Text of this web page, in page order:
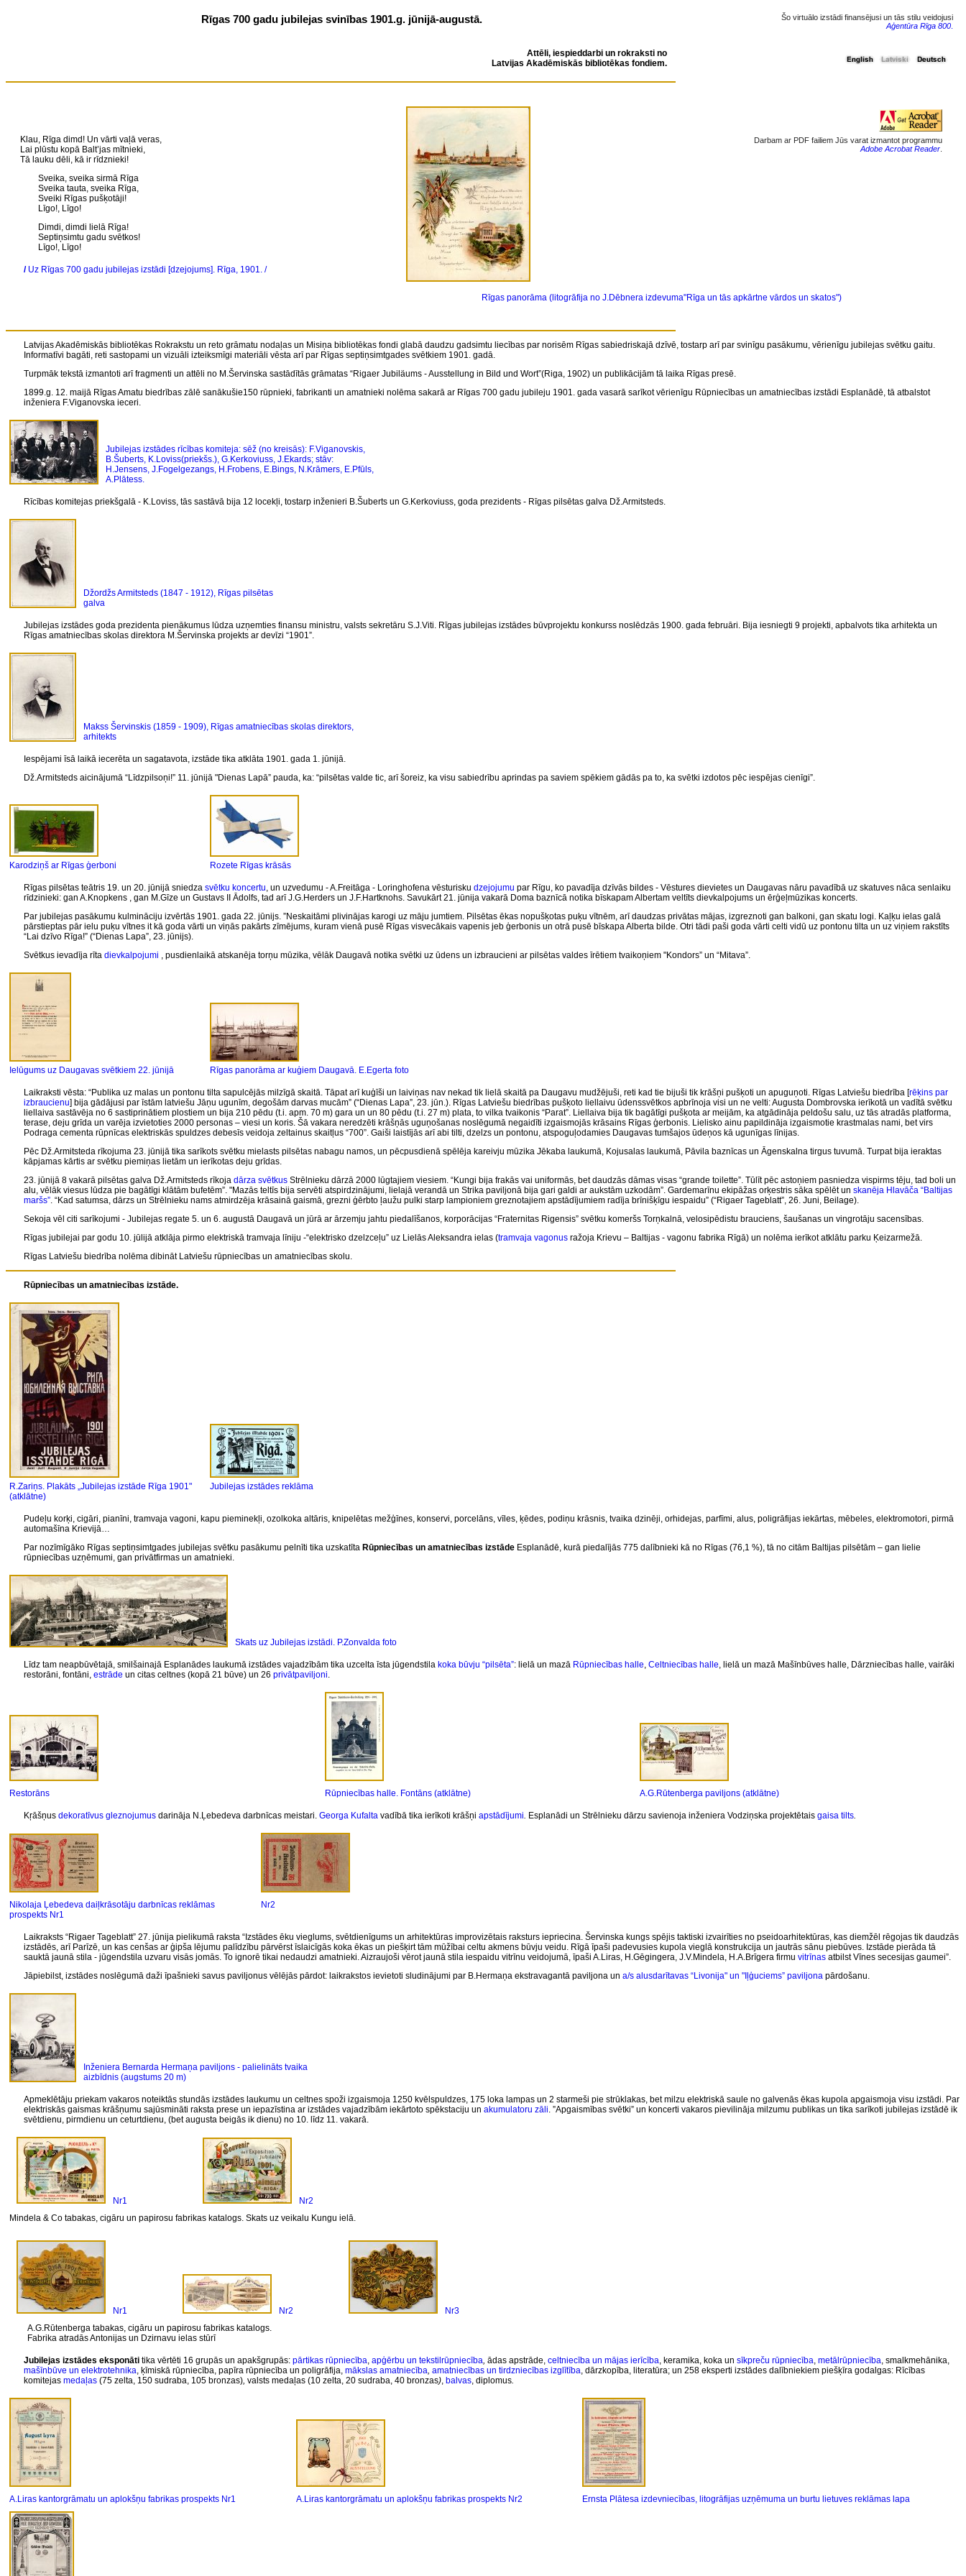
Rīgas 700 gadu jubilejas svinības 1901.g. jūnijā-augustā.
Šo virtuālo izstādi finansējusi un tās stilu veidojusi
Aģentūra Rīga 800
Attēli, iespieddarbi un rokraksti no
Latvijas Akadēmiskās bibliotēkas fondiem.
Klau, Rīga dimd! Un vārti vaļā veras,
Lai plūstu kopā Balt’jas mītnieki,
Tā lauku dēli, kā ir rīdznieki!
Sveika, sveika sirmā Rīga
Sveika tauta, sveika Rīga,
Sveiki Rīgas pušķotāji!
Līgo!, Līgo!
Dimdi, dimdi lielā Rīga!
Septiņsimtu gadu svētkos!
Līgo!, Līgo!
/Uz Rīgas 700 gadu jubilejas izstādi [dzejojums]. Rīga, 1901. /
Darbam ar PDF failiem Jūs varat izmantot programmu
Adobe Acrobat Reader
Rīgas panorāma (litogrāfija no J.Dēbnera izdevuma"Rīga un tās apkārtne vārdos un skatos")
Latvijas Akadēmiskās bibliotēkas Rokrakstu un reto grāmatu nodaļas un Misiņa bibliotēkas fondi glabā daudzu gadsimtu liecības par norisēm Rīgas sabiedriskajā dzīvē, tostarp arī par svinīgu pasākumu, vērienīgu jubilejas svētku gaitu.
Informatīvi bagāti, reti sastopami un vizuāli izteiksmīgi materiāli vēsta arī par Rīgas septiņsimtgades svētkiem 1901. gadā.
Turpmāk tekstā izmantoti arī fragmenti un attēli no M.Šervinska sastādītās grāmatas “Rigaer Jubiläums - Ausstellung in Bild und Wort”(Riga, 1902) un publikācijām tā laika Rīgas presē.
1899.g. 12. maijā Rīgas Amatu biedrības zālē sanākušie150 rūpnieki, fabrikanti un amatnieki nolēma sakarā ar Rīgas 700 gadu jubileju 1901. gada vasarā sarīkot vērienīgu Rūpniecības un amatniecības izstādi Esplanādē, tā atbalstot
inženiera F.Viganovska ieceri.
Jubilejas izstādes rīcības komiteja: sēž (no kreisās): F.Viganovskis,
B.Šuberts, K.Loviss(priekšs.), G.Kerkoviuss, J.Ekards; stāv:
H.Jensens, J.Fogelgezangs, H.Frobens, E.Bings, N.Krāmers, E.Pfūls,
A.Plātess.
Rīcības komitejas priekšgalā - K.Loviss, tās sastāvā bija 12 locekļi, tostarp inženieri B.Šuberts un G.Kerkoviuss, goda prezidents - Rīgas pilsētas galva Dž.Armitsteds.
Džordžs Armitsteds (1847 - 1912), Rīgas pilsētas
galva
Jubilejas izstādes goda prezidenta pienākumus lūdza uzņemties finansu ministru, valsts sekretāru S.J.Viti. Rīgas jubilejas izstādes būvprojektu konkurss noslēdzās 1900. gada februāri. Bija iesniegti 9 projekti, apbalvots tika arhitekta un
Rīgas amatniecības skolas direktora M.Šervinska projekts ar devīzi “1901”.
Makss Šervinskis (1859 - 1909), Rīgas amatniecības skolas direktors,
arhitekts
Iespējami īsā laikā iecerēta un sagatavota, izstāde tika atklāta 1901. gada 1. jūnijā.
Dž.Armitsteds aicinājumā “Līdzpilsoņi!” 11. jūnijā "Dienas Lapā” pauda, ka: “pilsētas valde tic, arī šoreiz, ka visu sabiedrību aprindas pa saviem spēkiem gādās pa to, ka svētki izdotos pēc iespējas cienīgi”.
Karodziņš ar Rīgas ģerboni Rozete Rīgas krāsās
Rīgas pilsētas teātris 19. un 20. jūnijā sniedza svētku koncertu, un uzvedumu - A.Freitāga - Loringhofena vēsturisku dzejojumu par Rīgu, ko pavadīja dzīvās bildes - Vēstures dievietes un Daugavas nāru pavadībā uz skatuves nāca senlaiku
rīdzinieki: gan A.Knopkens , gan M.Gīze un Gustavs II Ādolfs, tad arī J.G.Herders un J.F.Hartknohs. Savukārt 21. jūnija vakarā Doma baznīcā notika bīskapam Albertam veltīts dievkalpojums un ērģeļmūzikas koncerts.
Par jubilejas pasākumu kulmināciju izvērtās 1901. gada 22. jūnijs. ”Neskaitāmi plivinājas karogi uz māju jumtiem. Pilsētas ēkas nopušķotas puķu vītnēm, arī daudzas privātas mājas, izgreznoti gan balkoni, gan skatu logi. Kaļķu ielas galā
pārstieptas pār ielu puķu vītnes it kā goda vārti un viņās pakārts zīmējums, kuram vienā pusē Rīgas visvecākais vapenis jeb ģerbonis un otrā pusē bīskapa Alberta bilde. Otri tādi paši goda vārti celti vidū uz pontonu tilta un uz viņiem rakstīts
“Lai dzīvo Rīga!” (“Dienas Lapa”, 23. jūnijs).
Svētkus ievadīja rīta dievkalpojumi , pusdienlaikā atskanēja torņu mūzika, vēlāk Daugavā notika svētki uz ūdens un izbraucieni ar pilsētas valdes īrētiem tvaikoņiem "Kondors” un “Mitava”.
Ielūgums uz Daugavas svētkiem 22. jūnijā Rīgas panorāma ar kuģiem Daugavā. E.Egerta foto
Laikraksti vēsta: “Publika uz malas un pontonu tilta sapulcējās milzīgā skaitā. Tāpat arī kuģīši un laiviņas nav nekad tik lielā skaitā pa Daugavu mudžējuši, reti kad tie bijuši tik krāšņi pušķoti un apuguņoti. Rīgas Latviešu biedrība [rēķins par
izbraucienu] bija gādājusi par īstām latviešu Jāņu ugunīm, degošām darvas mucām” (“Dienas Lapa”, 23. jūn.). Rīgas Latviešu biedrības pušķoto liellaivu ūdenssvētkos apbrīnoja visi un ne velti: Augusta Dombrovska ierīkotā un vadītā svētku
liellaiva sastāvēja no 6 sastiprinātiem plostiem un bija 210 pēdu (t.i. apm. 70 m) gara un un 80 pēdu (t.i. 27 m) plata, to vilka tvaikonis “Parat”. Liellaiva bija tik bagātīgi pušķota ar meijām, ka atgādināja peldošu salu, uz tās atradās platforma,
terase, deju grīda un varēja izvietoties 2000 personas – viesi un koris. Šā vakara neredzēti krāšņās uguņošanas noslēgumā negaidīti izgaismojās krāsains Rīgas ģerbonis. Lielisko ainu papildināja izgaismotie krastmalas nami, bet virs
Podraga cementa rūpnīcas elektriskās spuldzes debesīs veidoja zeltainus skaitļus “700”. Gaiši laistījās arī abi tilti, dzelzs un pontonu, atspoguļodamies Daugavas tumšajos ūdeņos kā ugunīgas līnijas.
Pēc Dž.Armitsteda rīkojuma 23. jūnijā tika sarīkots svētku mielasts pilsētas nabagu namos, un pēcpusdienā spēlēja kareivju mūzika Jēkaba laukumā, Kojusalas laukumā, Pāvila baznīcas un Āgenskalna tirgus tuvumā. Turpat bija ieraktas
kāpjamas kārtis ar svētku piemiņas lietām un ierīkotas deju grīdas.
23. jūnijā 8 vakarā pilsētas galva Dž.Armitsteds rīkoja dārza svētkus Strēlnieku dārzā 2000 lūgtajiem viesiem. “Kungi bija frakās vai uniformās, bet daudzās dāmas visas “grande toilette”. Tūlīt pēc astoņiem pasniedza vispirms tēju, tad boli un
alu, vēlāk viesus lūdza pie bagātīgi klātām bufetēm”. "Mazās teltīs bija servēti atspirdzinājumi, lielajā verandā un Strika paviljonā bija gari galdi ar aukstām uzkodām”. Gardemarīnu ekipāžas orķestris sāka spēlēt un skanēja Hlavāča “Baltijas
maršs”. “Kad satumsa, dārzs un Strēlnieku nams atmirdzēja krāsainā gaismā, grezni ģērbto ļaužu pulki starp lampioniem greznotajiem apstādījumiem radīja brīnišķīgu iespaidu” (“Rigaer Tageblatt”, 26. Juni, Beilage).
Sekoja vēl citi sarīkojumi - Jubilejas regate 5. un 6. augustā Daugavā un jūrā ar ārzemju jahtu piedalīšanos, korporācijas “Fraternitas Rigensis” svētku komeršs Torņkalnā, velosipēdistu brauciens, šaušanas un vingrotāju sacensības.
Rīgas jubilejai par godu 10. jūlijā atklāja pirmo elektriskā tramvaja līniju -“elektrisko dzelzceļu” uz Lielās Aleksandra ielas (tramvaja vagonus ražoja Krievu – Baltijas - vagonu fabrika Rīgā) un nolēma ierīkot atklātu parku Ķeizarmežā.
Rīgas Latviešu biedrība nolēma dibināt Latviešu rūpniecības un amatniecības skolu.
Rūpniecības un amatniecības izstāde.
R.Zariņs. Plakāts „Jubilejas izstāde Rīga 1901"
(atklātne)
Jubilejas izstādes reklāma
Pudeļu korķi, cigāri, pianīni, tramvaja vagoni, kapu pieminekļi, ozolkoka altāris, knipelētas mežģīnes, konservi, porcelāns, vīles, ķēdes, podiņu krāsnis, tvaika dzinēji, orhidejas, parfīmi, alus, poligrāfijas iekārtas, mēbeles, elektromotori, pirmā
automašīna Krievijā…
Par nozīmīgāko Rīgas septiņsimtgades jubilejas svētku pasākumu pelnīti tika uzskatīta Rūpniecības un amatniecības izstāde Esplanādē, kurā piedalījās 775 dalībnieki kā no Rīgas (76,1 %), tā no citām Baltijas pilsētām – gan lielie
rūpniecības uzņēmumi, gan privātfirmas un amatnieki.
Skats uz Jubilejas izstādi. P.Zonvalda foto
Līdz tam neapbūvētajā, smilšainajā Esplanādes laukumā izstādes vajadzībām tika uzcelta īsta jūgendstila koka būvju “pilsēta”: lielā un mazā Rūpniecības halle, Celtniecības halle, lielā un mazā Mašīnbūves halle, Dārzniecības halle, vairāki
restorāni, fontāni, estrāde un citas celtnes (kopā 21 būve) un 26 privātpaviljoni.
Restorāns Rūpniecības halle. Fontāns (atklātne) A.G.Rūtenberga paviljons (atklātne)
Kŗāšņus dekoratīvus gleznojumus darināja N.Ļebedeva darbnīcas meistari. Georga Kufalta vadībā tika ierīkoti krāšņi apstādījumi. Esplanādi un Strēlnieku dārzu savienoja inženiera Vodziņska projektētais gaisa tilts.
Nikolaja Ļebedeva daiļkrāsotāju darbnīcas reklāmas
prospekts Nr1
Nr2
Laikraksts “Rigaer Tageblatt” 27. jūnija pielikumā raksta “Izstādes ēku vieglums, svētdienīgums un arhitektūras improvizētais raksturs iepriecina. Šervinska kungs spējis taktiski izvairīties no pseidoarhitektūras, kas diemžēl rēgojas tik daudzās
izstādēs, arī Parīzē, un kas cenšas ar ģipša lējumu palīdzību pārvērst īslaicīgās koka ēkas un piešķirt tām mūžībai celtu akmens būvju veidu. Rīgā īpaši padevusies kupola vieglā konstrukcija un jautrās sānu piebūves. Izstāde pierāda tā
sauktā jaunā stila - jūgendstila uzvaru visās jomās. To ignorē tikai nedaudzi amatnieki. Aizraujoši vērot jaunā stila iespaidu vitrīnu veidojumā, īpaši A.Liras, H.Gēgingera, J.V.Mindela, H.A.Brīgera firmu vitrīnas atbilst Vīnes secesijas gaumei”.
Jāpiebilst, izstādes noslēgumā daži īpašnieki savus paviljonus vēlējās pārdot: laikrakstos ievietoti sludinājumi par B.Hermaņa ekstravagantā paviljona un a/s alusdarītavas “Livonija" un "Iļģuciems” paviljona pārdošanu.
Inženiera Bernarda Hermaņa paviljons - palielināts tvaika
aizbīdnis (augstums 20 m)
Apmeklētāju priekam vakaros noteiktās stundās izstādes laukumu un celtnes spoži izgaismoja 1250 kvēlspuldzes, 175 loka lampas un 2 starmeši pie strūklakas, bet milzu elektriskā saule no galvenās ēkas kupola apgaismoja visu izstādi. Par
elektriskās gaismas krāšņumu sajūsmināti raksta prese un iepazīstina ar izstādes vajadzībām iekārtoto spēkstaciju un akumulatoru zāli. ”Apgaismības svētki” un koncerti vakaros pievilināja milzumu publikas un tika sarīkoti jubilejas izstādē ik
svētdienu, pirmdienu un ceturtdienu, (bet augusta beigās ik dienu) no 10. līdz 11. vakarā.
Nr1
Nr2
Mindela & Co tabakas, cigāru un papirosu fabrikas katalogs. Skats uz veikalu Kungu ielā.
Nr1 Nr2
Nr3
A.G.Rūtenberga tabakas, cigāru un papirosu fabrikas katalogs.
Fabrika atradās Antonijas un Dzirnavu ielas stūrī
Jubilejas izstādes eksponāti tika vērtēti 16 grupās un apakšgrupās: pārtikas rūpniecība, apģērbu un tekstilrūpniecība, ādas apstrāde, celtniecība un mājas ierīcība, keramika, koka un sīkpreču rūpniecība, metālrūpniecība, smalkmehānika,
mašīnbūve un elektrotehnika, ķīmiskā rūpniecība, papīra rūpniecība un poligrāfija, mākslas amatniecība, amatniecības un tirdzniecības izglītība, dārzkopība, literatūra; un 258 eksperti izstādes dalībniekiem piešķīra godalgas: Rīcības
komitejas medaļas (75 zelta, 150 sudraba, 105 bronzas), valsts medaļas (10 zelta, 20 sudraba, 40 bronzas), balvas, diplomus.
A.Liras kantorgrāmatu un aplokšņu fabrikas prospekts Nr1 A.Liras kantorgrāmatu un aplokšņu fabrikas prospekts Nr2 Ernsta Plātesa izdevniecības, litogrāfijas uzņēmuma un burtu lietuves reklāmas lapa